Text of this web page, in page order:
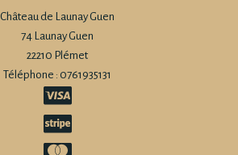
Château de Launay Guen
74 Launay Guen
22210 Plémet
Téléphone : 0761935131